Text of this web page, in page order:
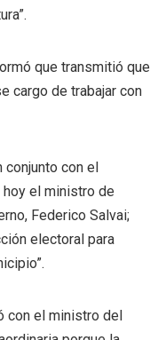
que transmitió que
cargo de trabajar con
conjunto con el
el ministro de
Federico Salvai;
electoral para
con el ministro del